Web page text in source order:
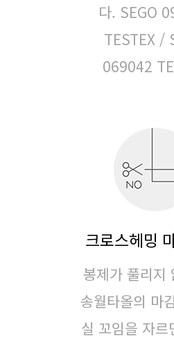
다. SEGO
TESTEX /
069042
크로스헤밍
봉제가 풀리지
송월타올의 마
실 꼬임을 자르